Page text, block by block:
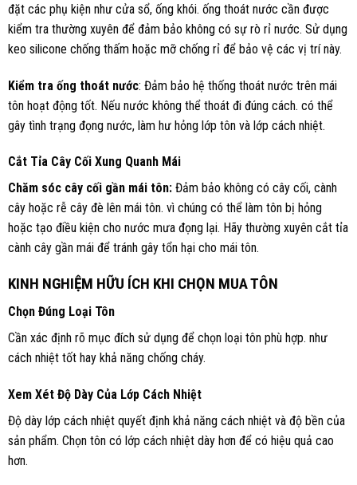
đặt các phụ kiện như cửa sổ, ống khói. ống thoát nước cần được
kiểm tra thường xuyên để đảm bảo không có sự rò rỉ nước. Sử dụng
keo silicone chống thấm hoặc mỡ chống rỉ để bảo vệ các vị trí này.
Kiểm tra ống thoát nước: Đảm bảo hệ thống thoát nước trên mái
tôn hoạt động tốt. Nếu nước không thể thoát đi đúng cách. có thể
gây tình trạng đọng nước, làm hư hỏng lớp tôn và lớp cách nhiệt.
Cắt Tỉa Cây Cối Xung Quanh Mái
Chăm sóc cây cối gần mái tôn: Đảm bảo không có cây cối, cành
cây hoặc rễ cây đè lên mái tôn. vì chúng có thể làm tôn bị hỏng
hoặc tạo điều kiện cho nước mưa đọng lại. Hãy thường xuyên cắt tỉa
cành cây gần mái để tránh gây tổn hại cho mái tôn.
KINH NGHIỆM HỮU ÍCH KHI CHỌN MUA TÔN
Chọn Đúng Loại Tôn
Cần xác định rõ mục đích sử dụng để chọn loại tôn phù hợp. như
cách nhiệt tốt hay khả năng chống cháy.
Xem Xét Độ Dày Của Lớp Cách Nhiệt
Độ dày lớp cách nhiệt quyết định khả năng cách nhiệt và độ bền của
sản phẩm. Chọn tôn có lớp cách nhiệt dày hơn để có hiệu quả cao
hơn.